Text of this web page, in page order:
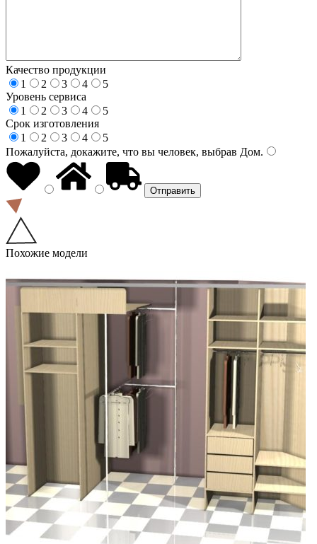
Качество продукции
1
2 3 4
5
Уровень сервиса
1
2 3 4
5
Срок изготовления
1
2 3 4
5
Пожалуйста, докажите, что вы человек, выбрав Дом.
Похожие модели